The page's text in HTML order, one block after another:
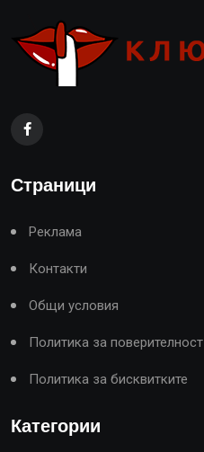
Страници
Реклама
Контакти
Общи условия
Политика за поверителност
Политика за бисквитките
Категории